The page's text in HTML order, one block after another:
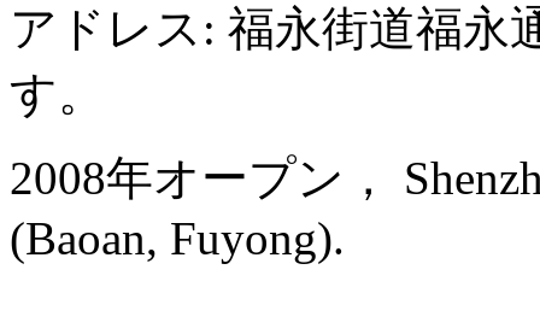
アドレス: 福永街道福永
す。
2008年オープン，
(Baoan, Fuyong).